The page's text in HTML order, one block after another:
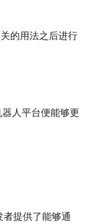
的用法之后进行
人平台便能够更
提供了能够通